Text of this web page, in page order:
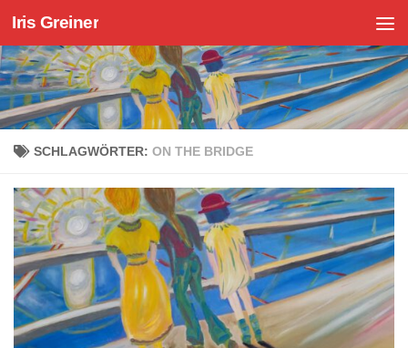
Zum Inhalt springen
Iris Greiner
SCHLAGWÖRTER: ON THE BRIDGE